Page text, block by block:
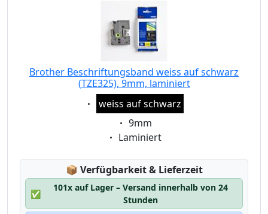
Brother Beschriftungsband weiss auf schwarz
(TZE325), 9mm, laminiert
Eigenschaft:
weiss auf schwarz
Eigenschaft:
9mm
Eigenschaft:
Laminiert
📦 Lagerstatus:
Verfügbarkeit & Lieferzeit
✅
101x auf Lager – Versand innerhalb von 24
Stunden